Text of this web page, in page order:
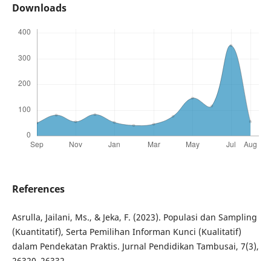
Downloads
References
Asrulla, Jailani, Ms., & Jeka, F. (2023). Populasi dan Sampling
(Kuantitatif), Serta Pemilihan Informan Kunci (Kualitatif)
dalam Pendekatan Praktis. Jurnal Pendidikan Tambusai, 7(3),